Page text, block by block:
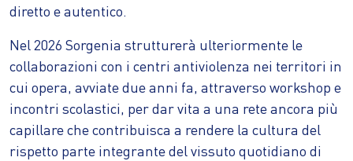
diretto e autentico.
Nel 2026 Sorgenia strutturerà ulteriormente le
collaborazioni con i centri antiviolenza nei territori in
cui opera, avviate due anni fa, attraverso workshop e
incontri scolastici, per dar vita a una rete ancora più
capillare che contribuisca a rendere la cultura del
rispetto parte integrante del vissuto quotidiano di